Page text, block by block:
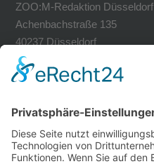
ZOO:M-Redaktion Düsseldorf
Achenbachstraße 135
40237 Düsseldorf
Tel. 0211-30200741
Fax 0211-30200749
RECHTLICHES
Impressum